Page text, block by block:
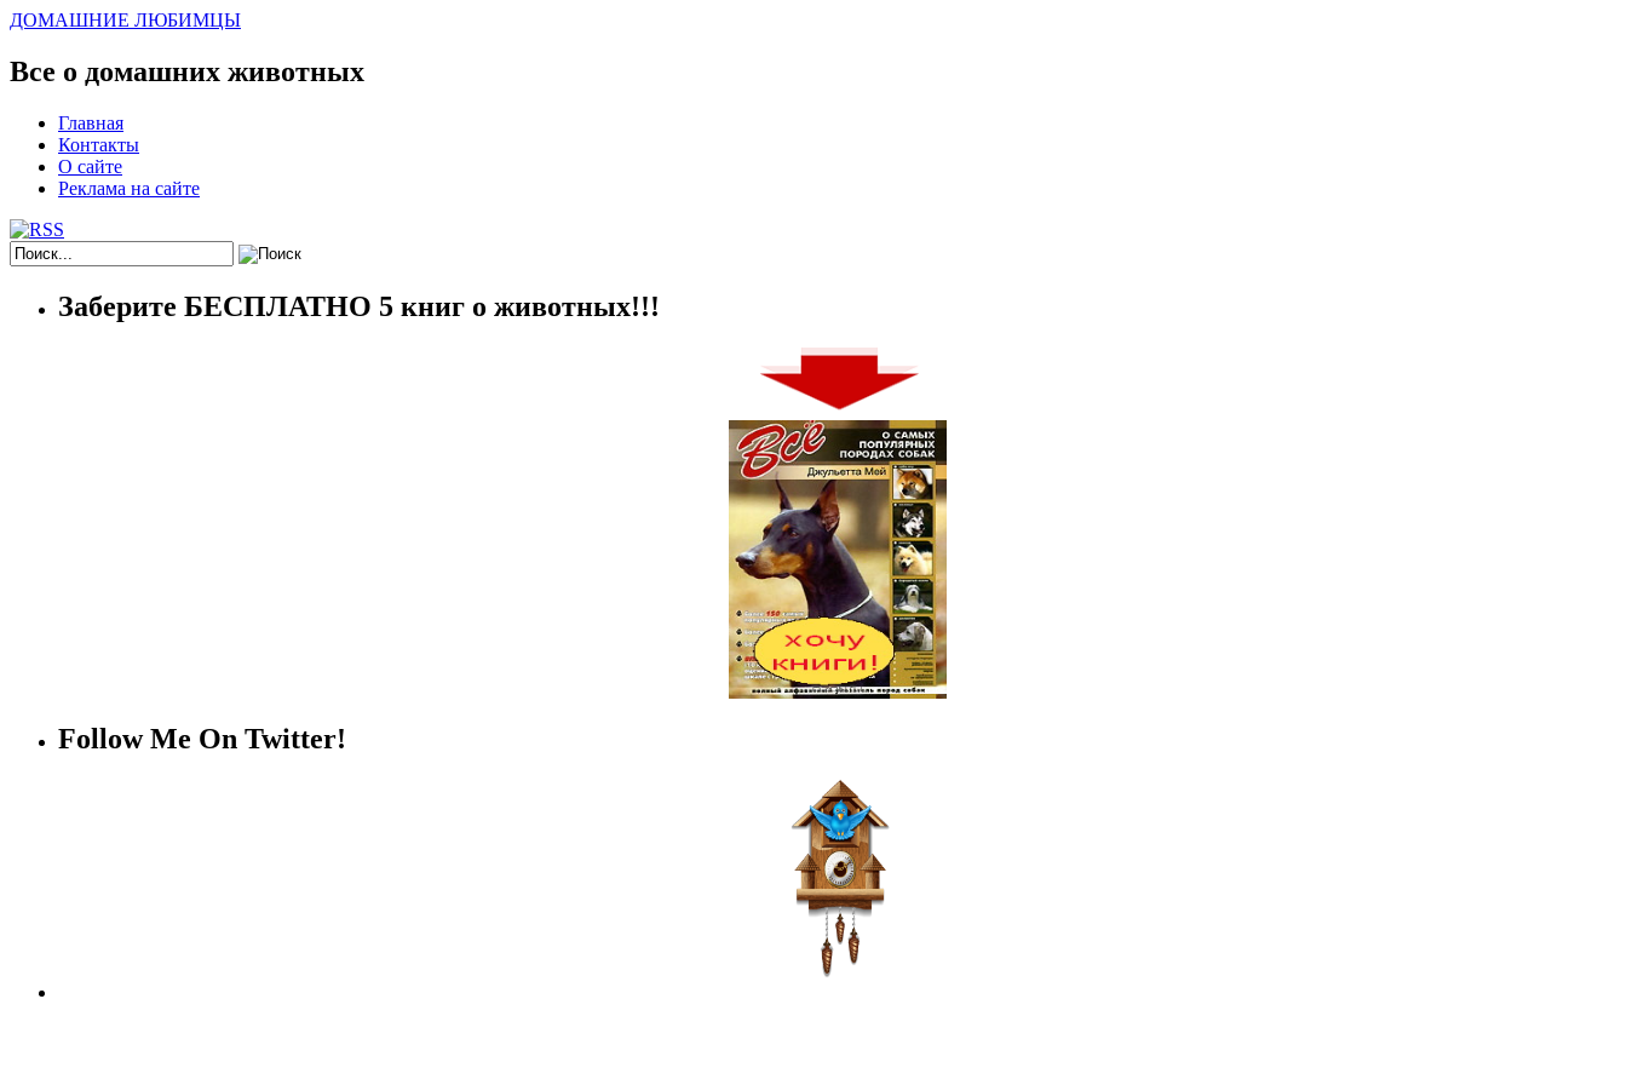
ДОМАШНИЕ ЛЮБИМЦЫ
Все о домашних животных
Главная
Контакты
О сайте
Реклама на сайте
Заберите БЕСПЛАТНО 5 книг о животных!!!
Follow Me On Twitter!